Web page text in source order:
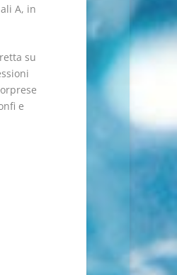
A, in
su
e